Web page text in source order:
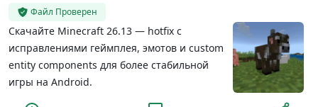
Файл Проверен
Скачайте Minecraft 26.13 — hotfix с
исправлениями геймплея, эмотов и custom
entity components для более стабильной
игры на Android.